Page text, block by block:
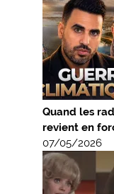
Quand les
revient en
07/05/2026